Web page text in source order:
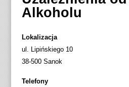
Alkoholu
Lokalizacja
ul. Lipińskiego 10
38-500 Sanok
Telefony